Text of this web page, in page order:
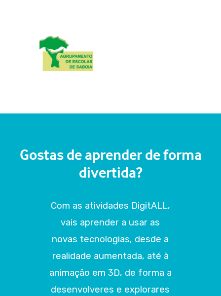
Gostas de aprender de forma
divertida?
Com as atividades DigitALL,
vais aprender a usar as
novas tecnologias, desde a
realidade aumentada, até à
animação em 3D, de forma a
desenvolveres e explorares